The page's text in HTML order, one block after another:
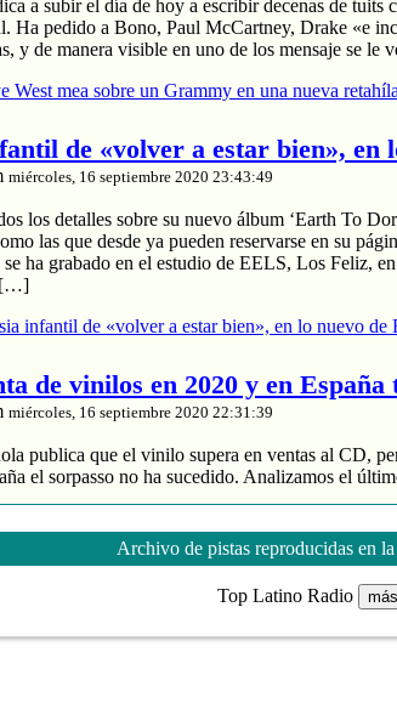
a subir el día de hoy a escribir decenas de tuits
Ha pedido a Bono, Paul McCartney, Drake «e
y de manera visible en uno de los mensaje se
West mea sobre un Grammy en una nueva
de «volver a estar bien», en
miércoles, 16 septiembre 2020 23:43:49
los detalles sobre su nuevo álbum ‘Earth To
las que desde ya pueden reservarse en su
se ha grabado en el estudio de EELS, Los Feliz,
[…]
infantil de «volver a estar bien», en lo nuevo de
de vinilos en 2020 y en
miércoles, 16 septiembre 2020 22:31:39
publica que el vinilo supera en ventas al CD,
el sorpasso no ha sucedido. Analizamos el
y divide entre 2 sus ventas
de música grabada sube un 4% en España
la venta de vinilos en 2020 y en España todavía no
Archivo de pistas reproducidas en
Top Latino Radio más